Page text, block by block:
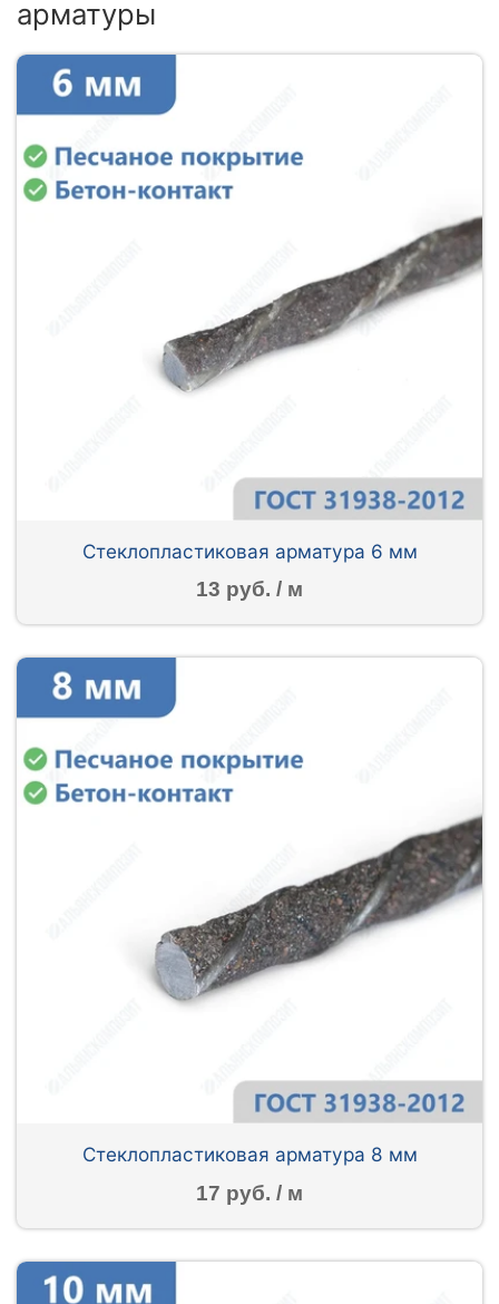
арматуры
Стеклопластиковая арматура 6 мм
13 руб. / м
Стеклопластиковая арматура 8 мм
17 руб. / м